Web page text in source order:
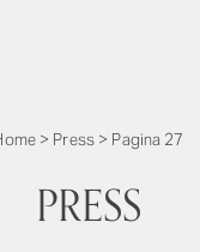
> Press > Pagina 27
PRESS